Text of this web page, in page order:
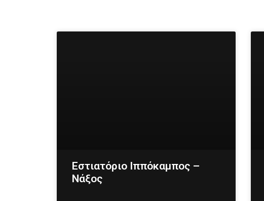
Εστιατόριο Ιππόκαμπος –
Νάξος